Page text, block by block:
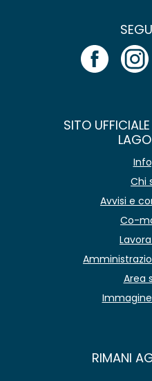
SITO
Chi
Avvisi e
Co-
Area
RIMANI